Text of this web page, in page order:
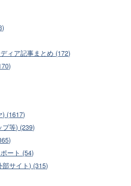
ィア記事まとめ (172)
) (1617)
プ等) (239)
ート (54)
部サイト) (315)